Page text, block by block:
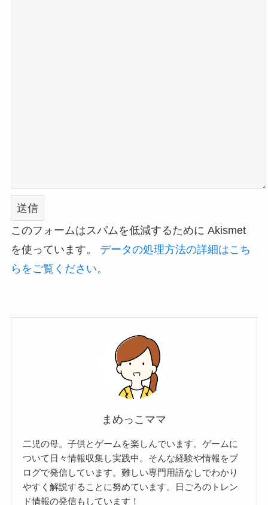
このフォームはスパムを低減するために Akismet
を使っています。 データの処理方法の詳細はこち
らをご覧ください。
まめっこママ
二児の母。子供とゲームを楽しんでいます。ゲームに
ついて日々情報収集し実践中。そんな経験や情報をブ
ログで発信しています。難しい専門用語なしでわかり
やすく解説することに努めています。日ごろのトレン
ド情報の発信もしています！